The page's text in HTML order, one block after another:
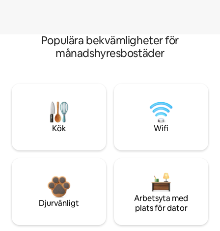
Populära bekvämligheter för
månadshyresbostäder
Kök Wifi
Djurvänligt
Arbetsyta med
plats för dator